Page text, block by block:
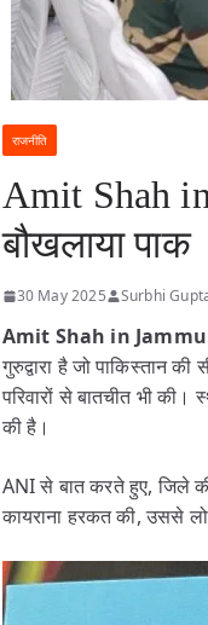
राजनीति
Amit Shah
बौखलाया पाक
30 May 2025 Surbhi
Amit Shah in
गुरुद्वारा है जो पाकिस्तान की
परिवारों से बातचीत भी
की है।
ANI से बात करते हुए, जिले
कायराना हरकत की, उससे